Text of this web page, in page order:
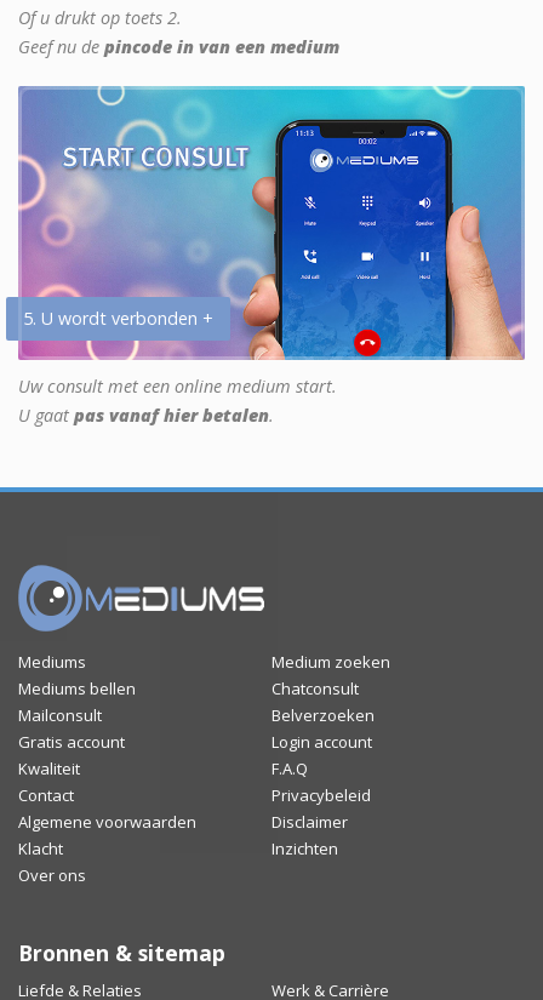
Of u drukt op toets 2.
Geef nu de pincode in van een medium
5. U wordt verbonden +
Uw consult met een online medium start.
U gaat pas vanaf hier betalen.
Mediums
Medium zoeken
Mediums bellen
Chatconsult
Mailconsult
Belverzoeken
Gratis account
Login account
Kwaliteit
F.A.Q
Contact
Privacybeleid
Algemene voorwaarden
Disclaimer
Klacht
Inzichten
Over ons
Bronnen & sitemap
Liefde & Relaties Werk & Carrière